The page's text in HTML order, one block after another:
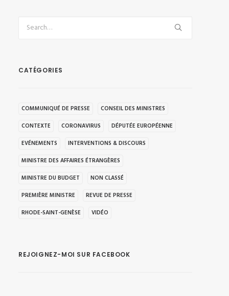
CATÉGORIES
COMMUNIQUÉ DE PRESSE
CONSEIL DES MINISTRES
CONTEXTE
CORONAVIRUS
DÉPUTÉE EUROPÉENNE
EVÉNEMENTS
INTERVENTIONS & DISCOURS
MINISTRE DES AFFAIRES ÉTRANGÈRES
MINISTRE DU BUDGET
NON CLASSÉ
PREMIÈRE MINISTRE
REVUE DE PRESSE
RHODE-SAINT-GENÈSE
VIDÉO
REJOIGNEZ-MOI SUR FACEBOOK